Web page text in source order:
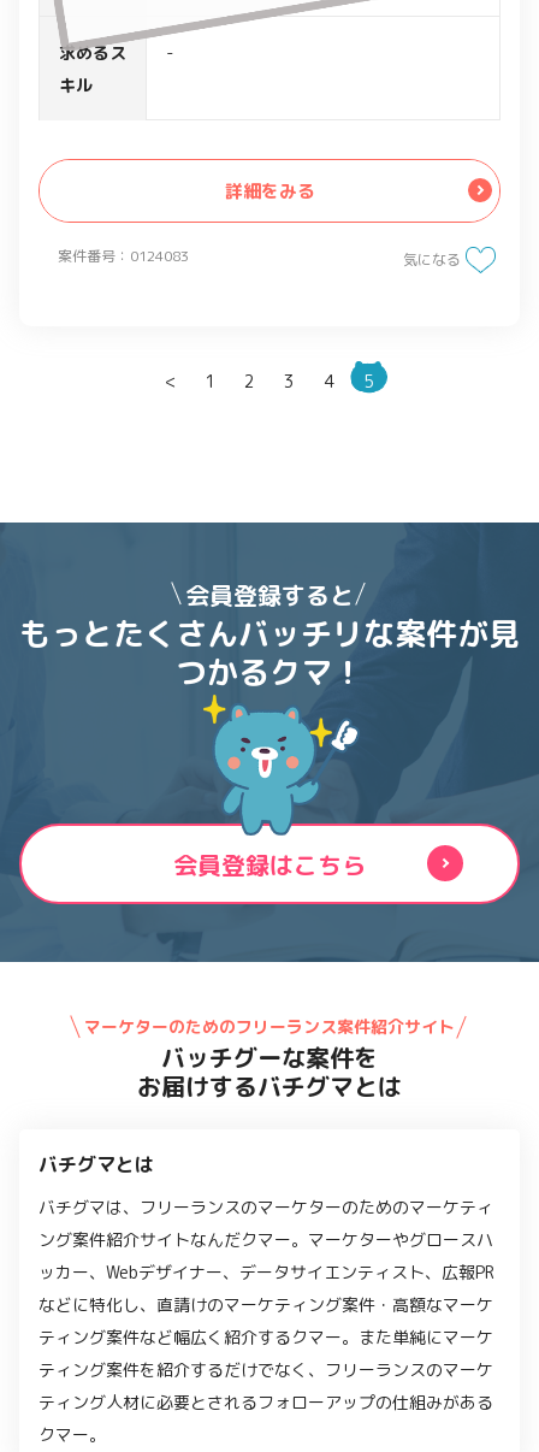
案件番号：0124083
・サービス説明およびニーズヒアリング
求めるス
キル
-
詳細をみる
気になる
< 1 2 3 4 5
会員登録すると
もっとたくさんバッチリな案件が見
つかるクマ！
会員登録はこちら
マーケターのためのフリーランス案件紹介サイト
バッチグーな案件を
お届けするバチグマとは
バチグマとは
バチグマは、フリーランスのマーケターのためのマーケティ
ング案件紹介サイトなんだクマー。マーケターやグロースハ
ッカー、Webデザイナー、データサイエンティスト、広報PR
などに特化し、直請けのマーケティング案件・高額なマーケ
ティング案件など幅広く紹介するクマー。また単純にマーケ
ティング案件を紹介するだけでなく、フリーランスのマーケ
ティング人材に必要とされるフォローアップの仕組みがある
クマー。